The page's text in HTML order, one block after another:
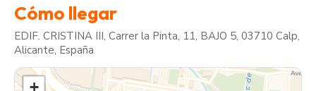
Cómo llegar
EDIF. CRISTINA III, Carrer la Pinta, 11, BAJO 5, 03710 Calp,
Alicante, España
+